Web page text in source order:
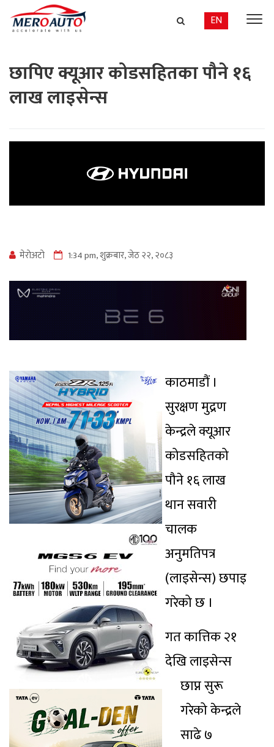
EN
छापिए क्यूआर कोडसहितका पौने १६
लाख लाइसेन्स
मेराेअटाे 1:34 pm, शुक्रबार, जेठ २२, २०८३
काठमाडौं ।
सुरक्षण मुद्रण
केन्द्रले क्यूआर
कोडसहितको
पौने १६ लाख
थान सवारी
चालक
अनुमतिपत्र
(लाइसेन्स) छपाइ
गरेको छ ।
गत कात्तिक २१
देखि लाइसेन्स
छाप्न सुरू
गरेको केन्द्रले
साढे ७